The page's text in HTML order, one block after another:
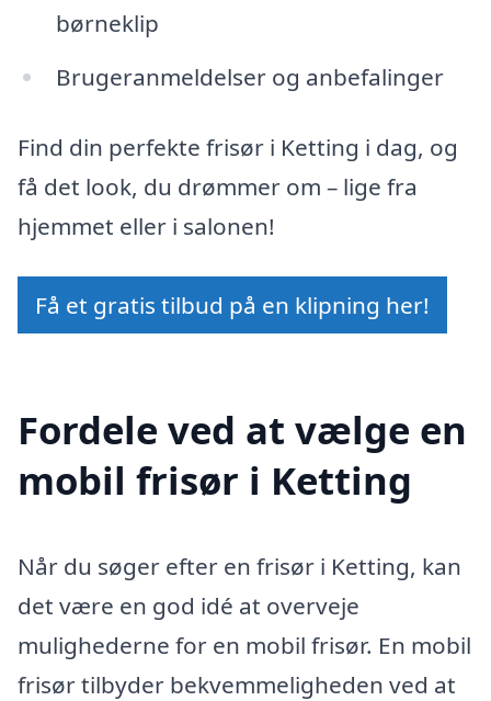
børneklip
Brugeranmeldelser og anbefalinger
Find din perfekte frisør i Ketting i dag, og
få det look, du drømmer om – lige fra
hjemmet eller i salonen!
Få et gratis tilbud på en klipning her!
Fordele ved at vælge en
mobil frisør i Ketting
Når du søger efter en frisør i Ketting, kan
det være en god idé at overveje
mulighederne for en mobil frisør. En mobil
frisør tilbyder bekvemmeligheden ved at